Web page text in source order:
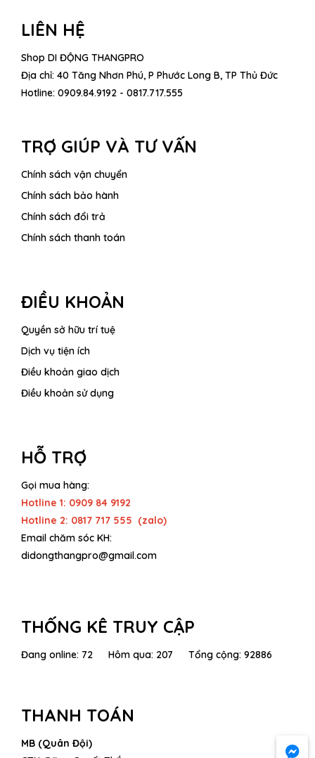
LIÊN HỆ
Shop DI ĐỘNG THANGPRO
Địa chỉ: 40 Tăng Nhơn Phú, P Phước Long B, TP Thủ Đức
Hotline: 0909.84.9192 - 0817.717.555
TRỢ GIÚP VÀ TƯ VẤN
Chính sách vận chuyển
Chính sách bảo hành
Chính sách đổi trả
Chính sách thanh toán
ĐIỀU KHOẢN
Quyền sở hữu trí tuệ
Dịch vụ tiện ích
Điều khoản giao dịch
Điều khoản sử dụng
HỖ TRỢ
Gọi mua hàng:
Hotline 1: 0909 84 9192
Hotline 2: 0817 717 555 (zalo)
Email chăm sóc KH:
didongthangpro@gmail.com
THỐNG KÊ TRUY CẬP
Đang online: 72 Hôm qua: 207 Tổng cộng: 92886
THANH TOÁN
MB (Quân Đội)